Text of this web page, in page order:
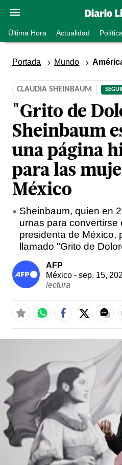
Última Hora Actualidad
Portada Mundo
CLAUDIA SHEINBAUM
"Grito de
Sheinbaum
una página
para las
México
Sheinbaum, quien en
urnas para convertirse
presidenta de México,
llamado "Grito de
AFP
México - sep. 15,
lectura